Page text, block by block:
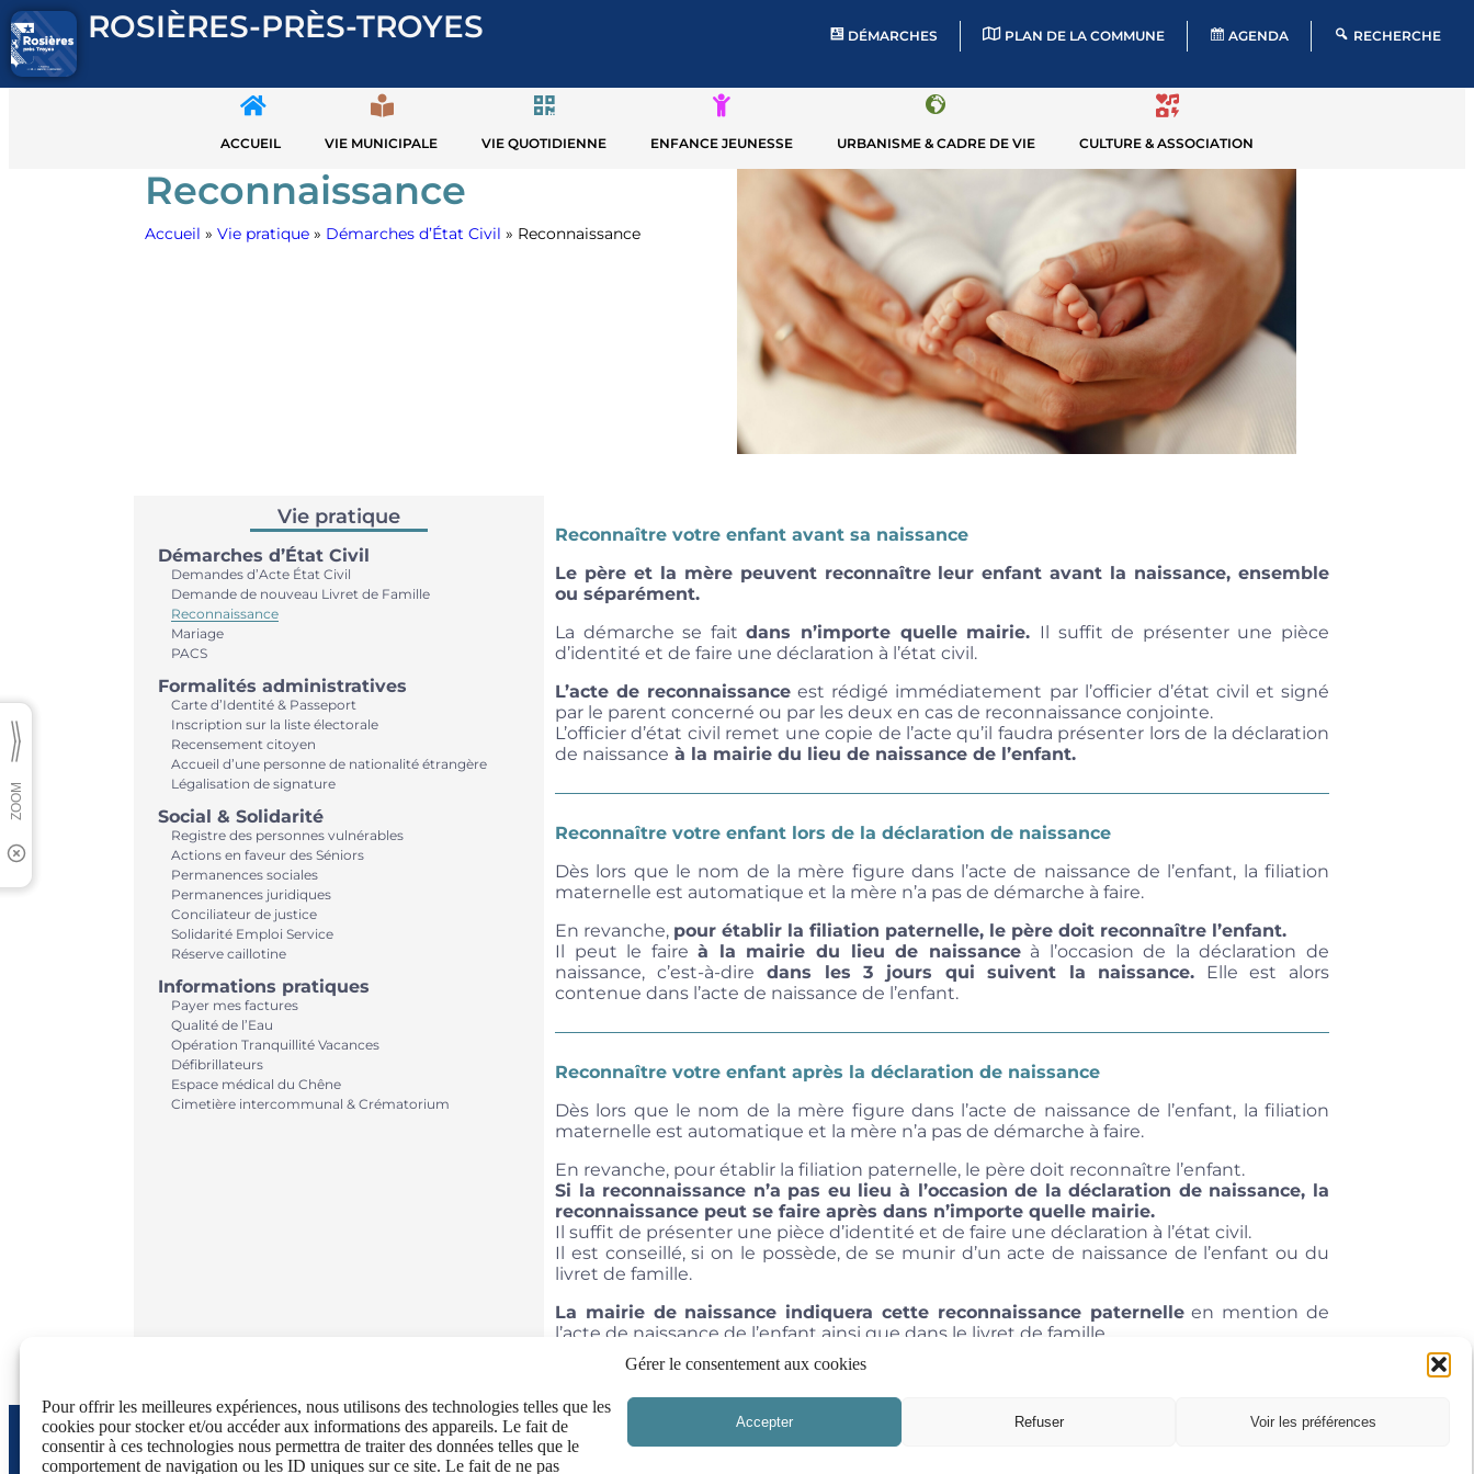
Gérer le consentement aux cookies
Pour offrir les meilleures expériences, nous utilisons des technologies telles que les
cookies pour stocker et/ou accéder aux informations des appareils. Le fait de
consentir à ces technologies nous permettra de traiter des données telles que le
comportement de navigation ou les ID uniques sur ce site. Le fait de ne pas
Accepter Refuser Voir les préférences
ROSIÈRES-PRÈS-TROYES DÉMARCHES PLAN DE LA COMMUNE AGENDA RECHERCHE
ACCUEIL VIE MUNICIPALE VIE QUOTIDIENNE ENFANCE JEUNESSE URBANISME & CADRE DE VIE CULTURE & ASSOCIATION
Reconnaissance
Accueil » Vie pratique » Démarches d’État Civil » Reconnaissance
Vie pratique
Démarches d’État Civil
Demandes d’Acte État Civil
Demande de nouveau Livret de Famille
Reconnaissance
Mariage
PACS
Formalités administratives
Carte d’Identité & Passeport
Inscription sur la liste électorale
Recensement citoyen
Accueil d’une personne de nationalité étrangère
Légalisation de signature
Social & Solidarité
Registre des personnes vulnérables
Actions en faveur des Séniors
Permanences sociales
Permanences juridiques
Conciliateur de justice
Solidarité Emploi Service
Réserve caillotine
Informations pratiques
Payer mes factures
Qualité de l’Eau
Opération Tranquillité Vacances
Défibrillateurs
Espace médical du Chêne
Cimetière intercommunal & Crématorium
Reconnaître votre enfant avant sa naissance
Le père et la mère peuvent reconnaître leur enfant avant la naissance, ensemble
ou séparément.
La démarche se faitdans n’importe quelle mairie. Il suffit de présenter une pièce
d’identité et de faire une déclaration à l’état civil.
L’acte de reconnaissance est rédigé immédiatement par l’officier d’état civil et signé
par le parent concerné ou par les deux en cas de reconnaissance conjointe.
L’officier d’état civil remet une copie de l’acte qu’il faudra présenter lors de la déclaration
de naissance à la mairie du lieu de naissance de l’enfant.
Reconnaître votre enfant lors de la déclaration de naissance
Dès lors que le nom de la mère figure dans l’acte de naissance de l’enfant, la filiation
maternelle est automatique et la mère n’a pas de démarche à faire.
En revanche, pour établir la filiation paternelle, le père doit reconnaître l’enfant.
Il peut le faireà la mairie du lieu de naissanceà l’occasion de la déclaration de
naissance, c’est-à-dire dans les 3 jours qui suivent la naissance. Elle est alors
contenue dans l’acte de naissance de l’enfant.
Reconnaître votre enfant après la déclaration de naissance
Dès lors que le nom de la mère figure dans l’acte de naissance de l’enfant, la filiation
maternelle est automatique et la mère n’a pas de démarche à faire.
En revanche, pour établir la filiation paternelle, le père doit reconnaître l’enfant.
Si la reconnaissance n’a pas eu lieu à l’occasion de la déclaration de naissance, la
reconnaissance peut se faire après dans n’importe quelle mairie.
Il suffit de présenter une pièce d’identité et de faire une déclaration à l’état civil.
Il est conseillé, si on le possède, de se munir d’un acte de naissance de l’enfant ou du
livret de famille.
La mairie de naissance indiquera cette reconnaissance paternelleen mention de
l’acte de naissance de l’enfant ainsi que dans le livret de famille.